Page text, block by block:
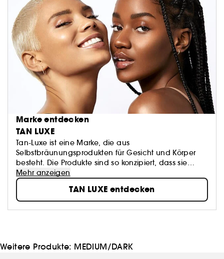
Marke entdecken
TAN LUXE
Tan-Luxe ist eine Marke, die aus
Selbstbräunungsprodukten für Gesicht und Körper
besteht. Die Produkte sind so konzipiert, dass sie
einen natürlichen Glanz und eine natürliche Farbe
ohne Streifen oder Gerüche bieten.
Mehr anzeigen
TAN LUXE entdecken
Weitere Produkte: MEDIUM/DARK